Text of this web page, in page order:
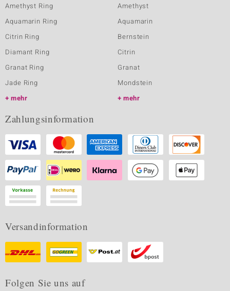
Amethyst Ring
Aquamarin Ring
Citrin Ring
Diamant Ring
Granat Ring
Jade Ring
mehr
Amethyst
Aquamarin
Bernstein
Citrin
Granat
Mondstein
mehr
Zahlungsinformation
Versandinformation
Folgen Sie uns auf